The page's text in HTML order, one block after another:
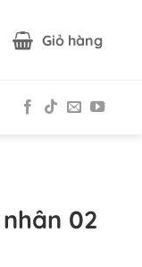
Giỏ hàng
02